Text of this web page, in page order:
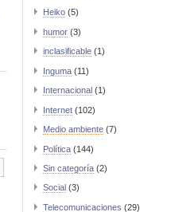
Heiko (5)
humor (3)
inclasificable (1)
Inguma (11)
Internacional (1)
Internet (102)
Medio ambiente (7)
Política (144)
Sin categoría (2)
Social (3)
Telecomunicaciones (29)